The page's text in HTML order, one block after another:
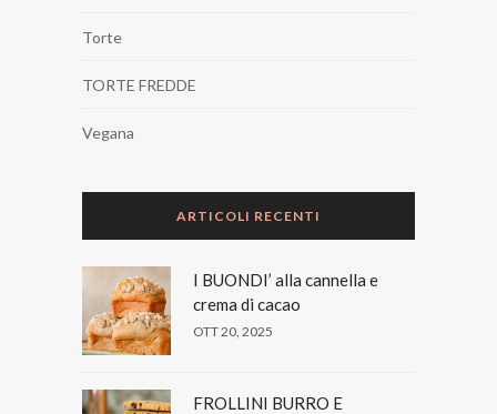
Torte
TORTE FREDDE
Vegana
ARTICOLI RECENTI
I BUONDI’ alla cannella e
crema di cacao
OTT 20, 2025
FROLLINI BURRO E